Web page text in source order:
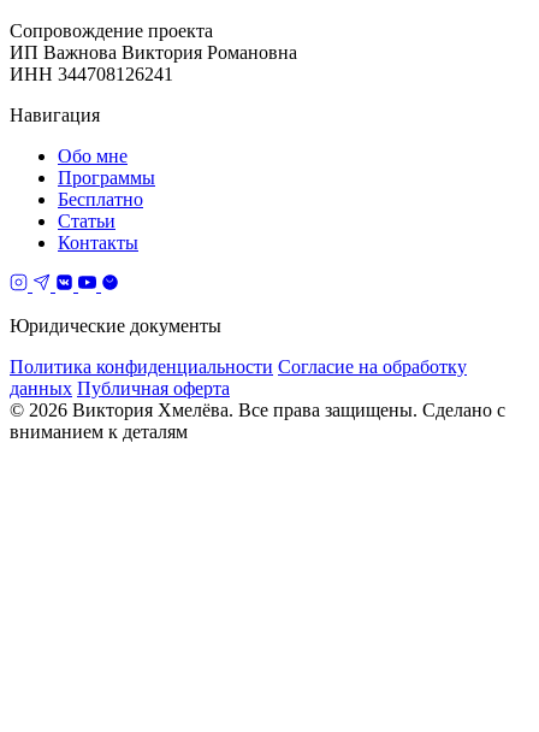
Сопровождение проекта
ИП Важнова Виктория Романовна
ИНН 344708126241
Навигация
Обо мне
Программы
Бесплатно
Статьи
Контакты
Юридические документы
Политика конфиденциальности Согласие на обработку
данных Публичная оферта
© 2026 Виктория Хмелёва. Все права защищены. Сделано с
вниманием к деталям